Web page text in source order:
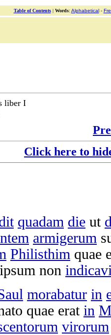
Table of Contents| Words: Alphabetical-
liber I
Click here to
quadam die ut
armigerum
Philisthim quae
non
morabatur in
quae erat in
virorum